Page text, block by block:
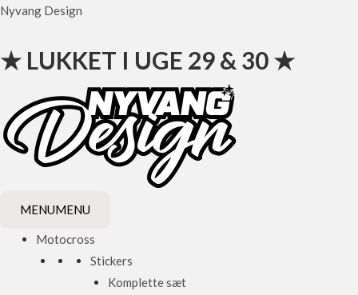
Gå
indholdet
Nyvang Design
★ LUKKET I UGE 29 & 30 ★
MENUMENU
Motocross
Stickers
Komplette sæt